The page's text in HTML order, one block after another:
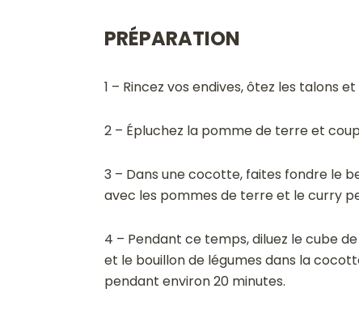
PRÉPARATION
1 – Rincez vos endives, ôtez les talons
2 – Épluchez la pomme de terre et
3 – Dans une cocotte, faites fondre le
avec les pommes de terre et le curry
4 – Pendant ce temps, diluez le cube
et le bouillon de légumes dans la
pendant environ 20 minutes.